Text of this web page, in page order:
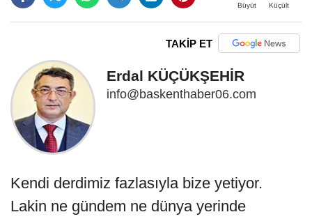
Büyüt Küçült
TAKİP ET
Erdal KÜÇÜKŞEHİR
info@baskenthaber06.com
Kendi derdimiz fazlasıyla bize yetiyor.
Lakin ne gündem ne dünya yerinde